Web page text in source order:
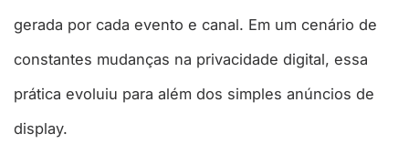
gerada por cada evento e canal. Em um cenário de
constantes mudanças na privacidade digital, essa
prática evoluiu para além dos simples anúncios de
display.